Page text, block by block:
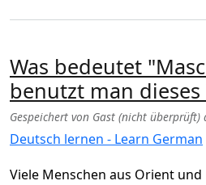
Was bedeutet
benutzt man dieses
Gespeichert von Gast (nicht überprüft)
Deutsch lernen - Learn German
Viele Menschen aus Orient